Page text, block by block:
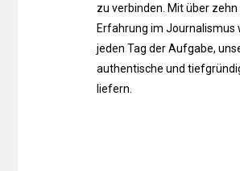
zu verbinden. Mit über
Erfahrung im Journalismus
jeden Tag der Aufgabe,
authentische und
liefern.